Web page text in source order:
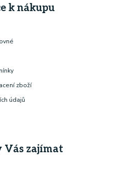
k nákupu
zboží
údajů
Vás zajímat